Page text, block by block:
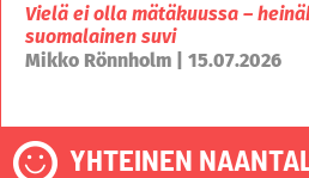
Vielä ei olla mätäkuussa –
suomalainen suvi
Mikko Rönnholm | 15.07.2026
YHTEINEN